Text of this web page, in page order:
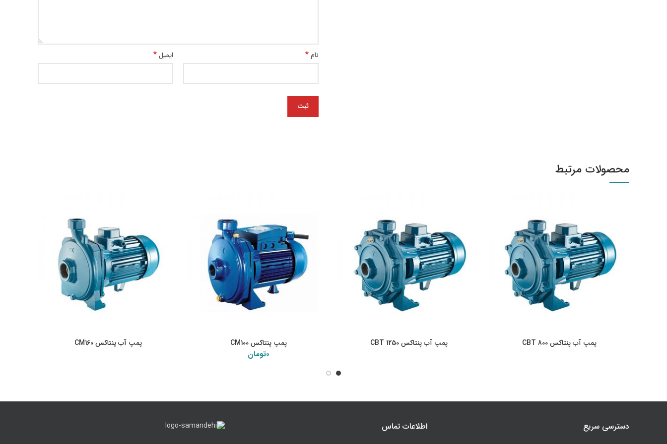
نام* ایمیل*
محصولات مرتبط
اطلاعات بیشترپمپ آب پنتاکس CBT 800 اطلاعات بیشترپمپ آب پنتاکس CBT 1250 افزودن به سبد خرید
پمپ پنتاکس CM100
0تومان
اطلاعات بیشترپمپ آب پنتاکس CM160
دسترسی سریع اطلاعات تماس